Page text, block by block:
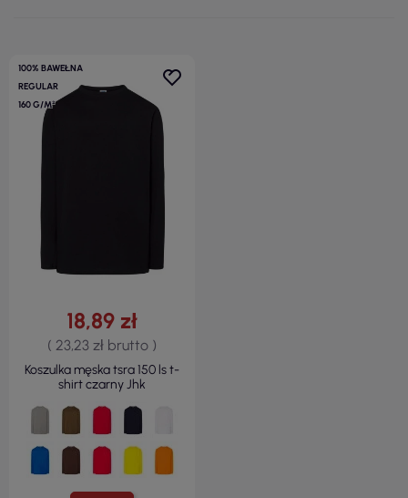
100% BAWEŁNA
REGULAR
160 G/M²
18,89 zł
( 23,23 zł brutto )
Koszulka męska tsra 150 ls t-
shirt czarny Jhk